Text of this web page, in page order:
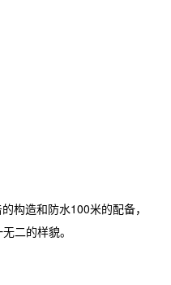
构造和防水100米的配备，
二的样貌。